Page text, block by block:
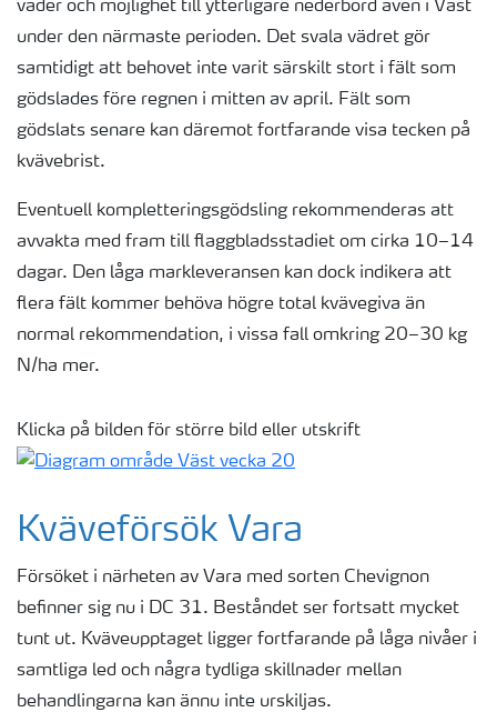
väder och möjlighet till ytterligare nederbörd även i Väst
under den närmaste perioden. Det svala vädret gör
samtidigt att behovet inte varit särskilt stort i fält som
gödslades före regnen i mitten av april. Fält som
gödslats senare kan däremot fortfarande visa tecken på
kvävebrist.
Eventuell kompletteringsgödsling rekommenderas att
avvakta med fram till flaggbladsstadiet om cirka 10–14
dagar. Den låga markleveransen kan dock indikera att
flera fält kommer behöva högre total kvävegiva än
normal rekommendation, i vissa fall omkring 20–30 kg
N/ha mer.
Klicka på bilden för större bild eller utskrift
Kväveförsök Vara
Försöket i närheten av Vara med sorten Chevignon
befinner sig nu i DC 31. Beståndet ser fortsatt mycket
tunt ut. Kväveupptaget ligger fortfarande på låga nivåer i
samtliga led och några tydliga skillnader mellan
behandlingarna kan ännu inte urskiljas.